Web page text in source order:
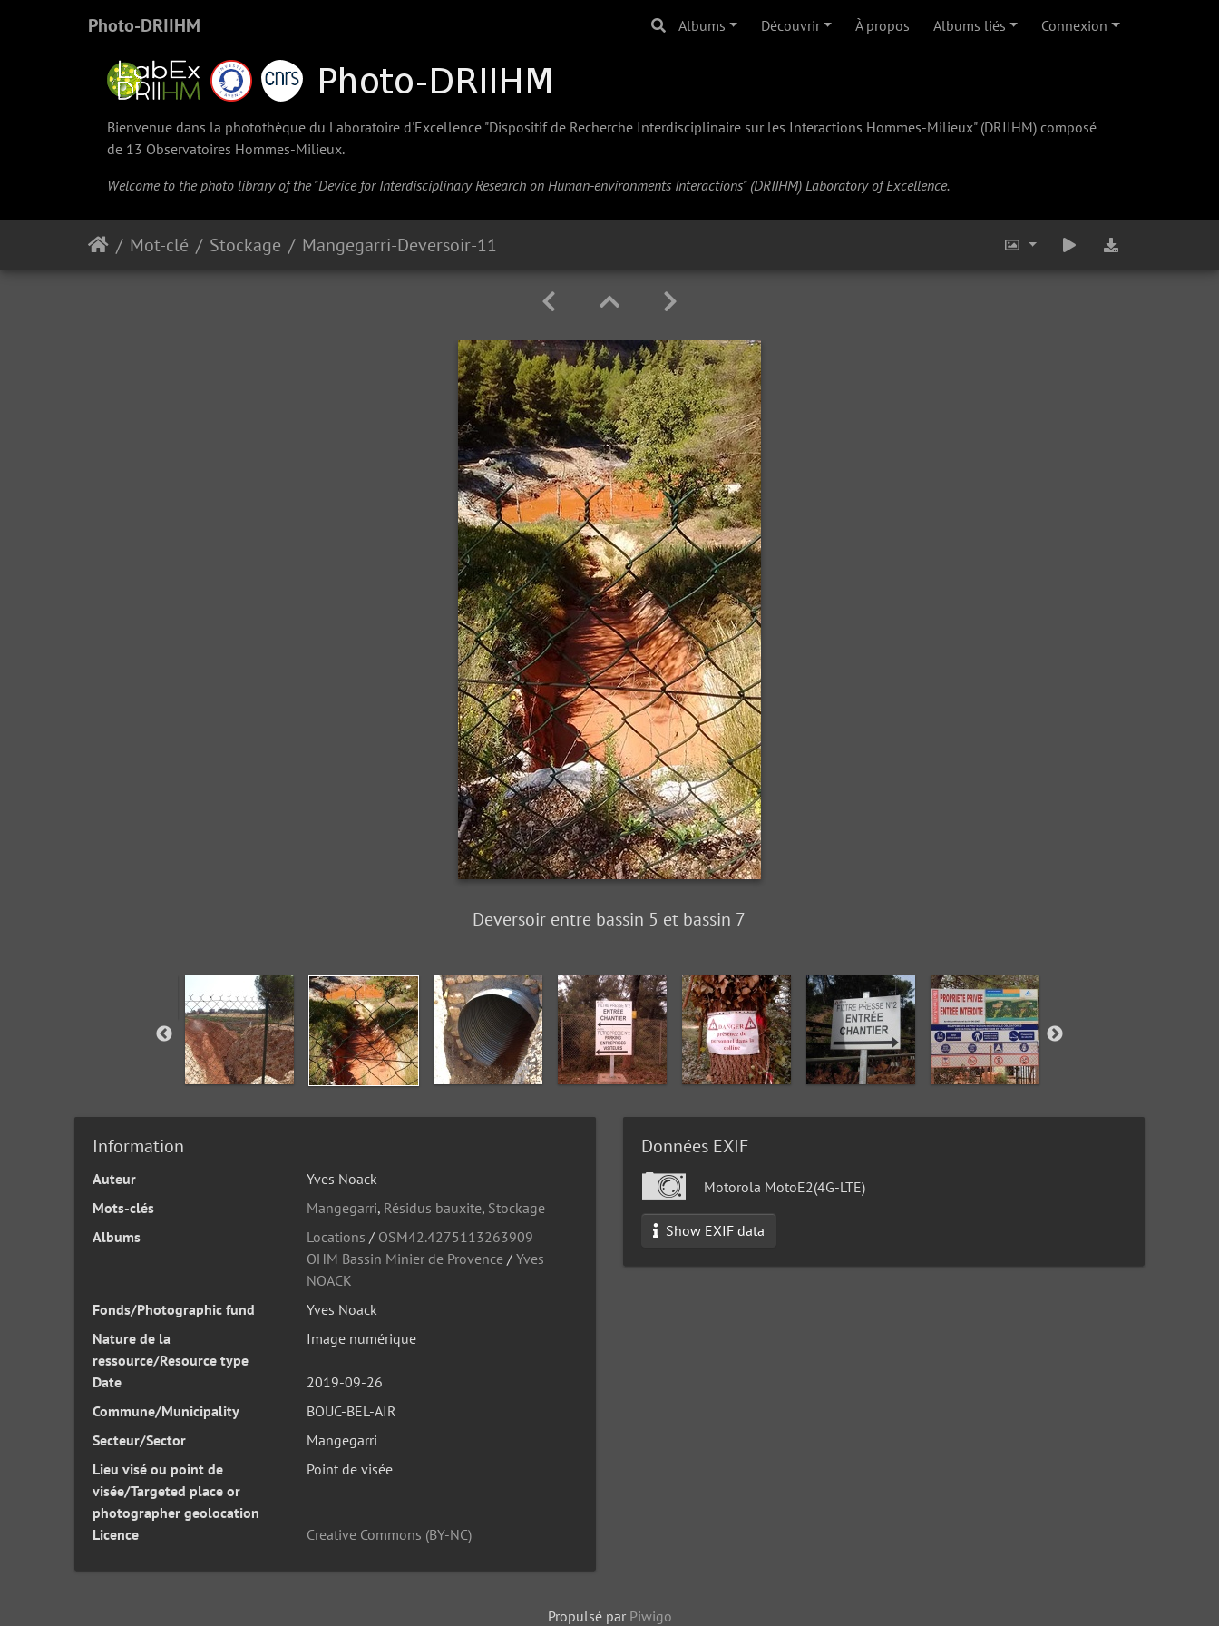
Photo-DRIIHM Albums Découvrir À propos Albums liés Connexion
Bienvenue dans la photothèque du Laboratoire d'Excellence "Dispositif de Recherche Interdisciplinaire sur les Interactions Hommes-Milieux" (DRIIHM) composé
de 13 Observatoires Hommes-Milieux.
Welcome to the photo library of the "Device for Interdisciplinary Research on Human-environments Interactions" (DRIIHM) Laboratory of Excellence.
Mot-clé Stockage Mangegarri-Deversoir-11
Deversoir entre bassin 5 et bassin 7
Information
Auteur
Yves Noack
Mots-clés
Mangegarri, Résidus bauxite, Stockage
Albums
Locations / OSM42.4275113263909
OHM Bassin Minier de Provence/ Yves
NOACK
Fonds/Photographic fund
Yves Noack
Nature de la
ressource/Resource type
Image numérique
Date
2019-09-26
Commune/Municipality
BOUC-BEL-AIR
Secteur/Sector
Mangegarri
Lieu visé ou point de
visée/Targeted place or
photographer geolocation
Point de visée
Licence Creative Commons (BY-NC)
Données EXIF
Motorola MotoE2(4G-LTE)
Show EXIF data
Propulsé par Piwigo